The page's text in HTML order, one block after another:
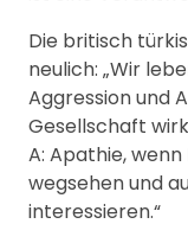
Die britisch
neulich: „Wir
Aggression und
Gesellschaft
A: Apathie,
wegsehen und
interessieren.“